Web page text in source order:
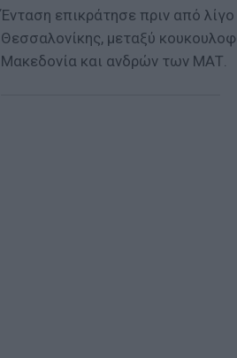
Ένταση επικράτησε πριν από
Θεσσαλονίκης, μεταξύ
Μακεδονία και ανδρών των ΜΑΤ.